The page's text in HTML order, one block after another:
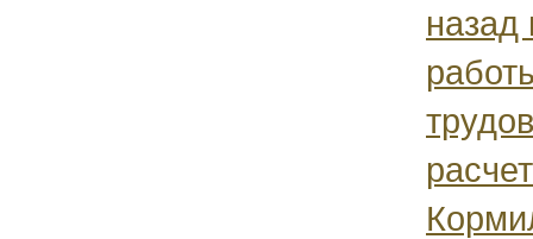
назад